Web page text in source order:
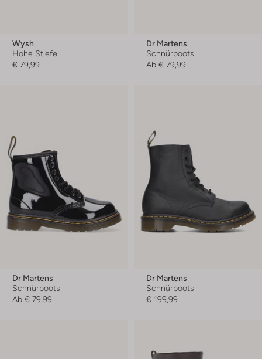
Wysh
Hohe Stiefel
€ 79,99
Dr Martens
Schnürboots
Ab € 79,99
Dr Martens
Schnürboots
Ab € 79,99
Dr Martens
Schnürboots
€ 199,99